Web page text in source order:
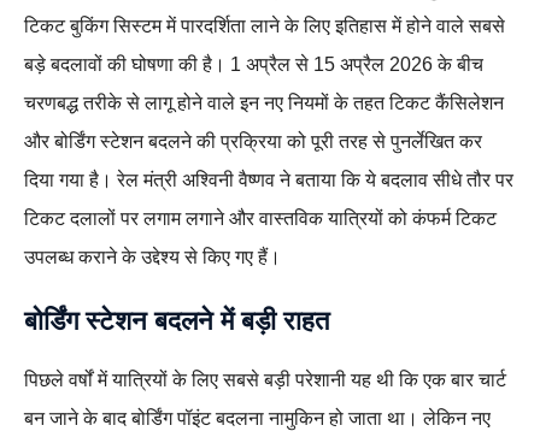
टिकट बुकिंग सिस्टम में पारदर्शिता लाने के लिए इतिहास में होने वाले सबसे
बड़े बदलावों की घोषणा की है। 1 अप्रैल से 15 अप्रैल 2026 के बीच
चरणबद्ध तरीके से लागू होने वाले इन नए नियमों के तहत टिकट कैंसिलेशन
और बोर्डिंग स्टेशन बदलने की प्रक्रिया को पूरी तरह से पुनर्लेखित कर
दिया गया है। रेल मंत्री अश्विनी वैष्णव ने बताया कि ये बदलाव सीधे तौर पर
टिकट दलालों पर लगाम लगाने और वास्तविक यात्रियों को कंफर्म टिकट
उपलब्ध कराने के उद्देश्य से किए गए हैं।
बोर्डिंग स्टेशन बदलने में बड़ी राहत
पिछले वर्षों में यात्रियों के लिए सबसे बड़ी परेशानी यह थी कि एक बार चार्ट
बन जाने के बाद बोर्डिंग पॉइंट बदलना नामुकिन हो जाता था। लेकिन नए